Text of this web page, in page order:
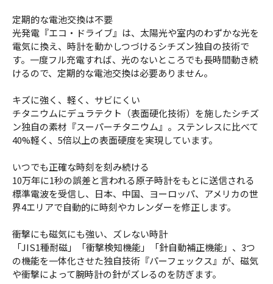
定期的な電池交換は不要
光発電『エコ・ドライブ』は、太陽光や室内のわずかな光を
電気に換え、時計を動かしつづけるシチズン独自の技術で
す。一度フル充電すれば、光のないところでも長時間動き続
けるので、定期的な電池交換は必要ありません。
キズに強く、軽く、サビにくい
チタニウムにデュラテクト（表面硬化技術）を施したシチズ
ン独自の素材『スーパーチタニウム』。ステンレスに比べて
40%軽く、5倍以上の表面硬度を実現しています。
いつでも正確な時刻を刻み続ける
10万年に1秒の誤差と言われる原子時計をもとに送信される
標準電波を受信し、日本、中国、ヨーロッパ、アメリカの世
界4エリアで自動的に時刻やカレンダーを修正します。
衝撃にも磁気にも強い、ズレない時計
「JIS1種耐磁」「衝撃検知機能」「針自動補正機能」、3つ
の機能を一体化させた独自技術『パーフェックス』が、磁気
や衝撃によって腕時計の針がズレるのを防ぎます。